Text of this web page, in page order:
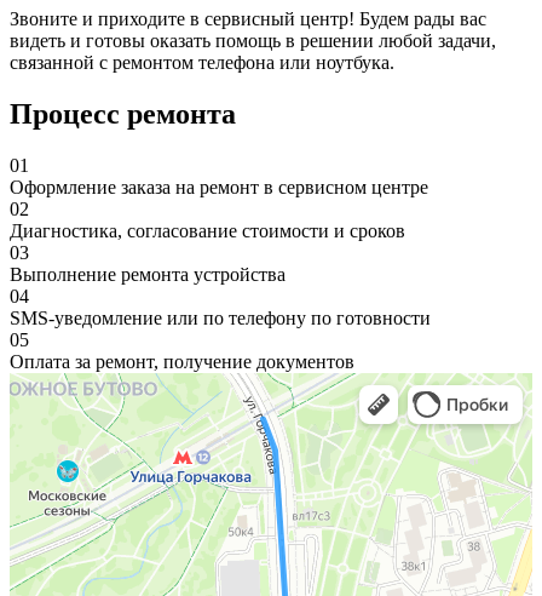
Звоните и приходите в сервисный центр! Будем рады вас
видеть и готовы оказать помощь в решении любой задачи,
связанной с ремонтом телефона или ноутбука.
Процесс ремонта
01
Оформление заказа на ремонт в сервисном центре
02
Диагностика, согласование стоимости и сроков
03
Выполнение ремонта устройства
04
SMS-уведомление или по телефону по готовности
05
Оплата за ремонт, получение документов